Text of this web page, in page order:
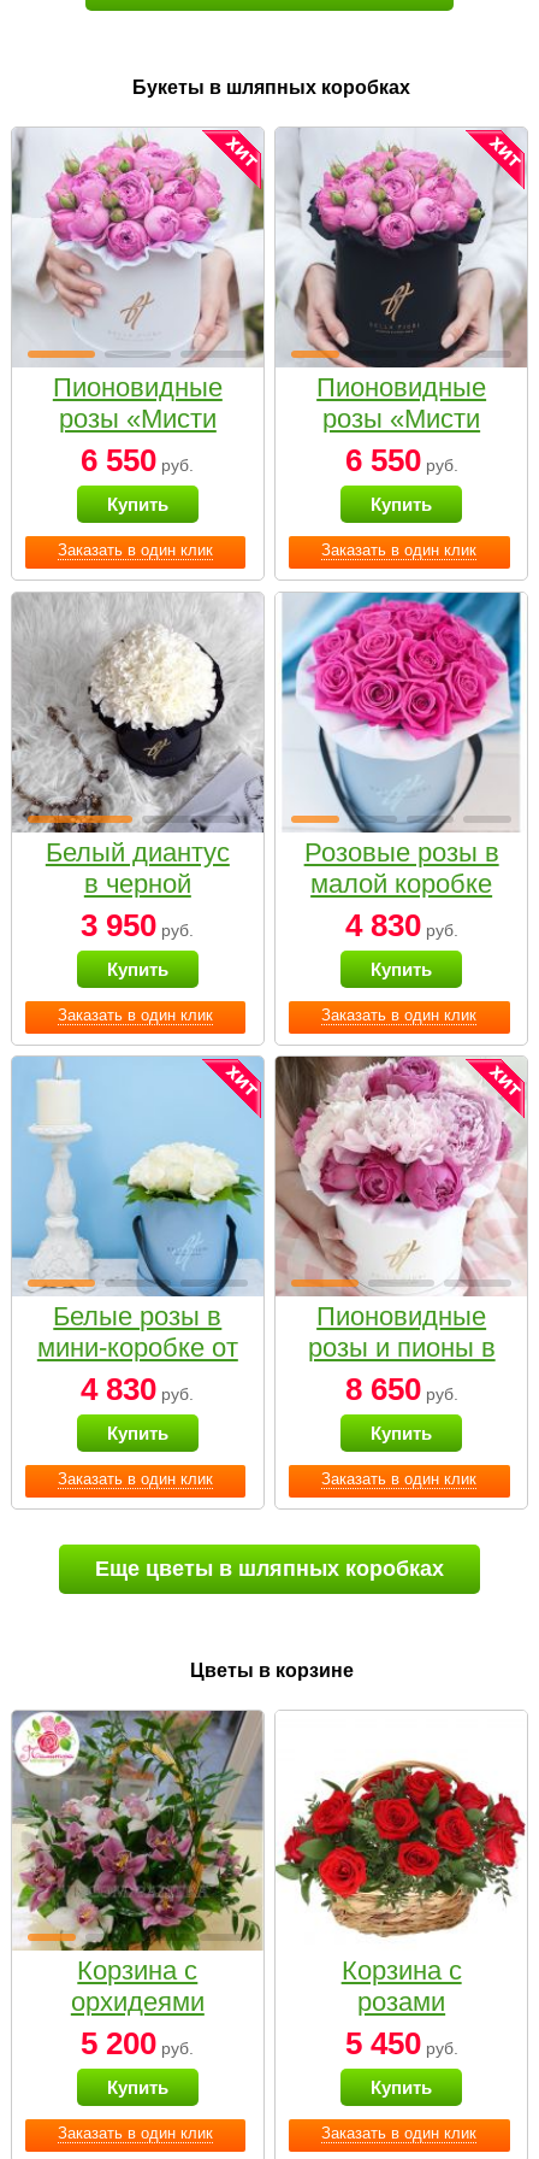
Букеты в шляпных коробках
Заказать в один клик
Пионовидные
розы «Мисти
бабблс» в белой
коробке Small
6 550 руб.
Купить
Заказать в один клик
Пионовидные
розы «Мисти
бабблс» в
черной коробке
Small
6 550руб.
Купить
Заказать в один клик
Белый диантус
в черной
коробке Small
3 950 руб.
Купить
Заказать в один клик
Розовые розы в
малой коробке
4 830руб.
Купить
Заказать в один клик
Белые розы в
мини-коробке от
Bella Fiori
4 830 руб.
Купить
Заказать в один клик
Пионовидные
розы и пионы в
белой коробке
Small
8 650руб.
Купить
Еще цветы в шляпных коробках
Цветы в корзине
Заказать в один клик
Корзина с
орхидеями
малая
5 200 руб.
Купить
Заказать в один клик
Корзина с
розами
«Красный
Париж»
5 450руб.
Купить